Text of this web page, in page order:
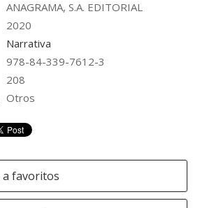
ANAGRAMA, S.A. EDITORIAL
2020
Narrativa
978-84-339-7612-3
208
Otros
a favoritos